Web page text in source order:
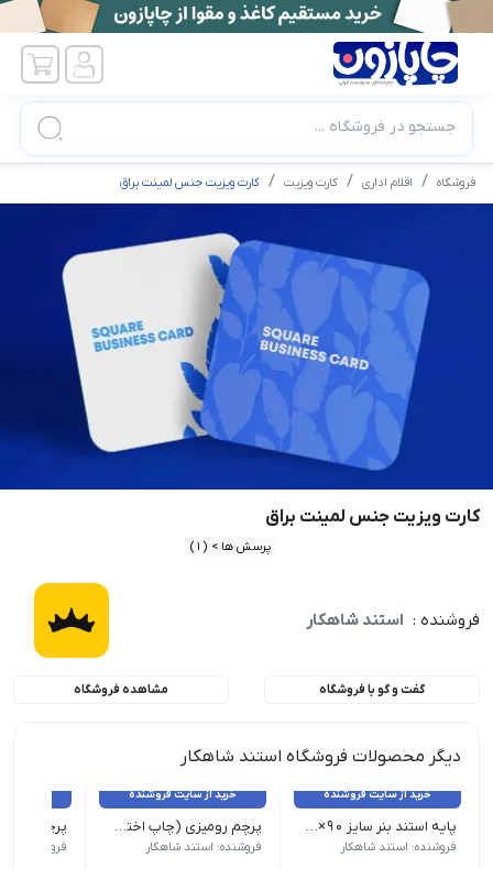
جستجو در فروشگاه ...
فروشگاه اقلام اداری کارت ویزیت کارت ویزیت جنس لمینت براق
کارت ویزیت جنس لمینت براق
پرسش ها > (1)
فروشنده : استند شاهکار
گفت و گو با فروشگاه مشاهده فروشگاه
دیگر محصولات فروشگاه استند شاهکار
خرید از سایت فروشنده
پایه استند بنر سایز 90×200 بسته 10 عددی
محصول بدون چاپ زمان تحویل: 1 روز کاری
فروشنده: استند شاهکار
خرید از سایت فروشنده
پرچم رومیزی (چاپ اختصاصی)
فروشنده: استند شاهکار
پرچم
فروشنده: